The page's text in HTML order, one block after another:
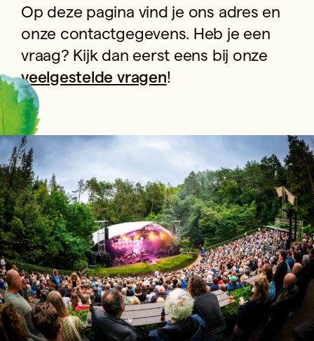
Op deze pagina vind je ons adres en
onze contactgegevens. Heb je een
vraag? Kijk dan eerst eens bij onze
veelgestelde vragen!